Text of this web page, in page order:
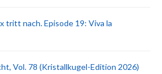
tritt nach. Episode 19: Viva la
Vol. 78 (Kristallkugel-Edition 2026)